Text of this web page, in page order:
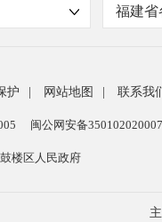
福建省
护 | 网站地图 | 联系我
闽公网安备
楼区人民政府